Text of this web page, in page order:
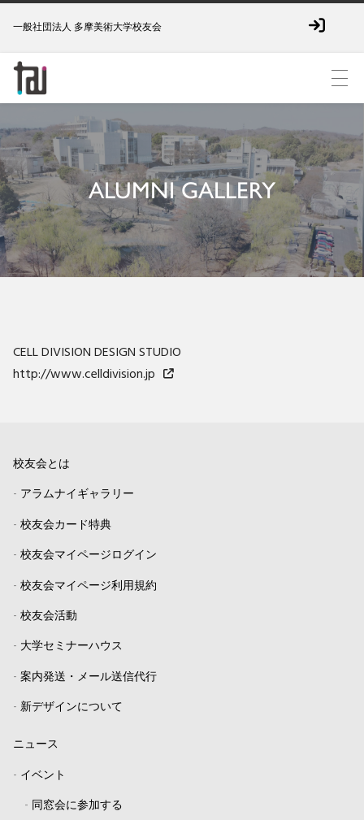
一般社団法人 多摩美術大学校友会
ALUMNI GALLERY
CELL DIVISION DESIGN STUDIO
http://www.celldivision.jp
校友会とは
- アラムナイギャラリー
- 校友会カード特典
- 校友会マイページログイン
- 校友会マイページ利用規約
- 校友会活動
- 大学セミナーハウス
- 案内発送・メール送信代行
- 新デザインについて
ニュース
- イベント
- 同窓会に参加する